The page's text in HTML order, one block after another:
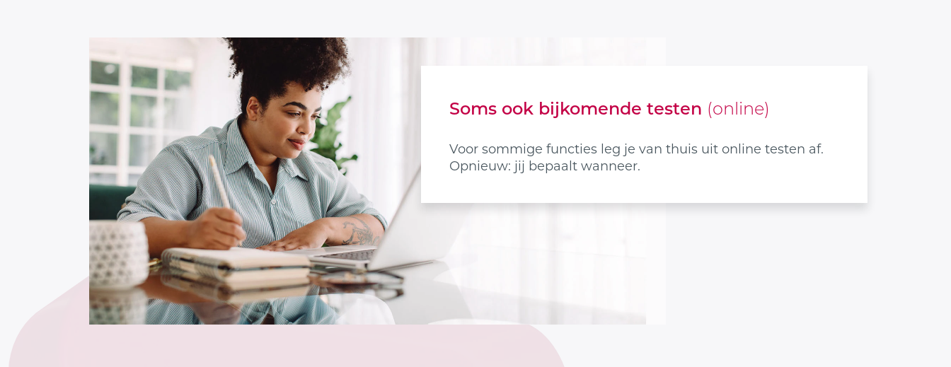
Soms ook bijkomende testen (online)
Voor sommige functies leg je van thuis uit online testen af.
Opnieuw: jij bepaalt wanneer.